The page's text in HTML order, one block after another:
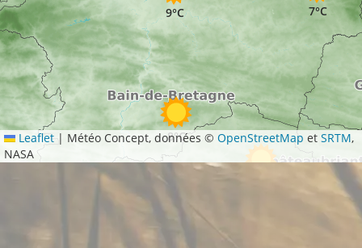
8°C
9°C 7°C
Leaflet | Météo Concept, données ©OpenStreetMap etSRTM,
NASA